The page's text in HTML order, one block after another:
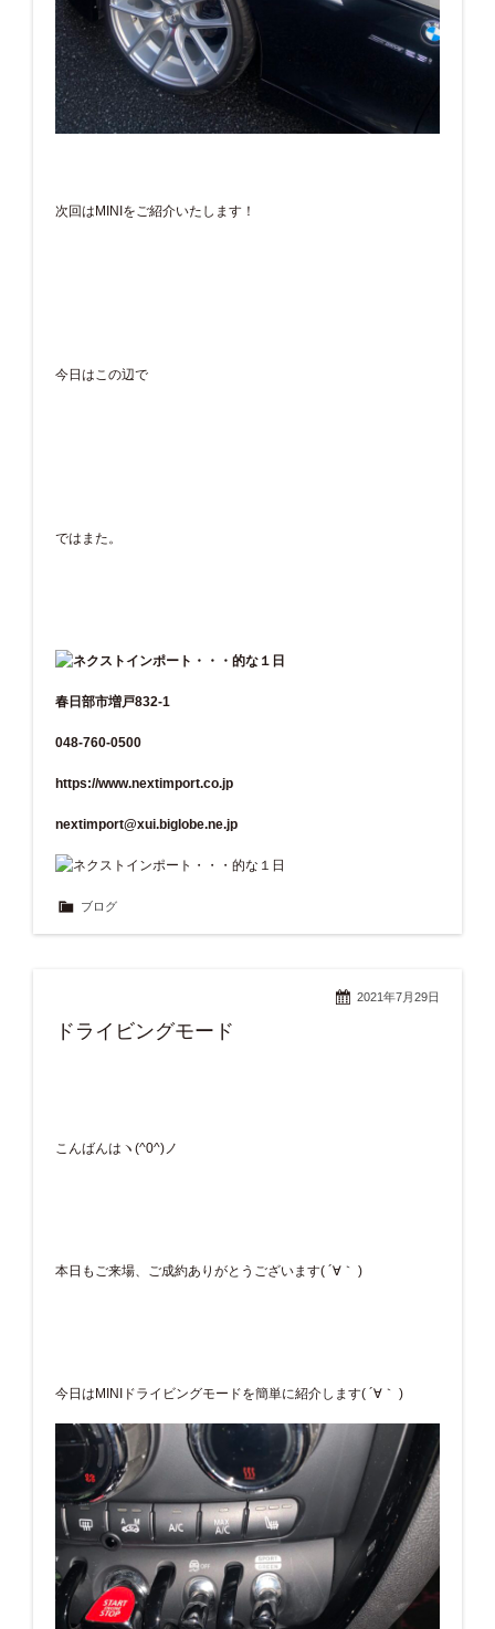
次回はMINIをご紹介いたします！
今日はこの辺で
ではまた。
春日部市増戸832-1
048-760-0500
https://www.nextimport.co.jp
nextimport@xui.biglobe.ne.jp
ブログ
2021年7月29日
ドライビングモード
こんばんはヽ(^0^)ノ
本日もご来場、ご成約ありがとうございます( ´∀｀ )
今日はMINIドライビングモードを簡単に紹介します( ´∀｀ )